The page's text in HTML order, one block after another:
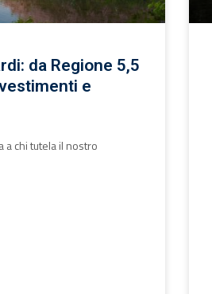
da Regione 5,5
e
a chi tutela il nostro